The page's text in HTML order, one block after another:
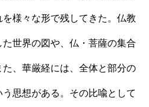
様々な形で残してきた。仏教
世界の図や、仏・菩薩の集合
、華厳経には、全体と部分の
思想がある。その比喩として